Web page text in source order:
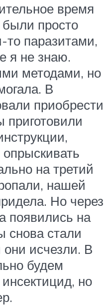
время
просто
паразитами,
я не знаю.
методами, но
В
приобрести
на третий
нашей
Но через
появились на
снова стали
они исчезли. В
будем
но